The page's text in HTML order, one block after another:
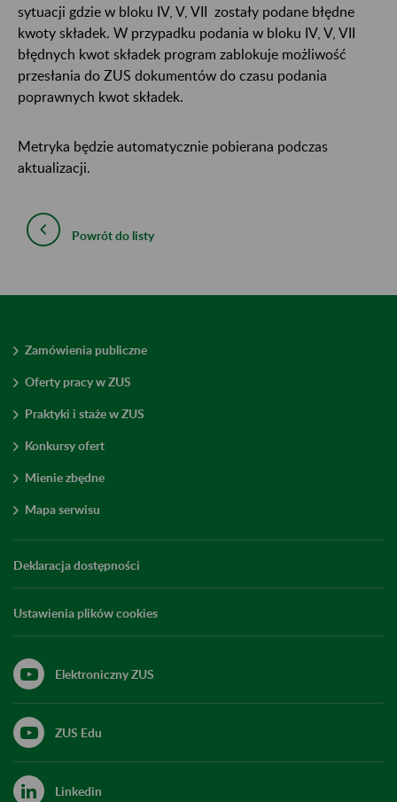
sytuacji gdzie w bloku IV, V, VII zostały podane błędne
kwoty składek. W przypadku podania w bloku IV, V, VII
błędnych kwot składek program zablokuje możliwość
przesłania do ZUS dokumentów do czasu podania
poprawnych kwot składek.
Metryka będzie automatycznie pobierana podczas
aktualizacji.
Powrót do listy
Zamówienia publiczne
Oferty pracy w ZUS
Praktyki i staże w ZUS
Konkursy ofert
Mienie zbędne
Mapa serwisu
Deklaracja dostępności
Ustawienia plików cookies
Elektroniczny ZUS
ZUS Edu
Linkedin